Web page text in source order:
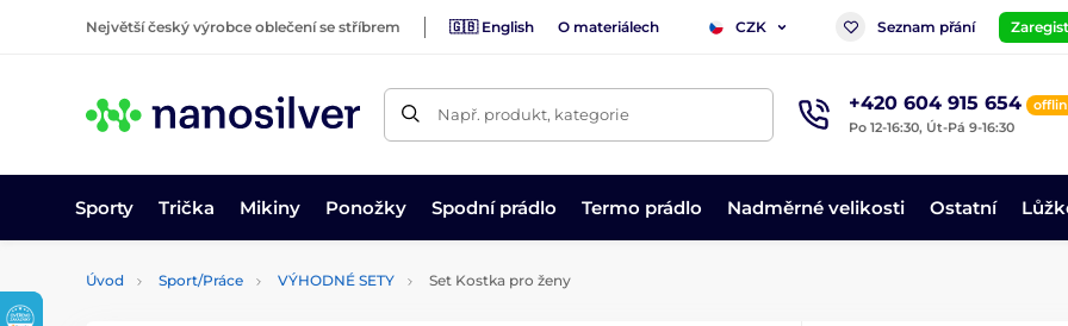
Největší český výrobce oblečení se stříbrem 🇬🇧 English O materiálech CZK Seznam přání
Např. produkt, kategorie +420 604 915 654
Po 12-16:30, Út-Pá 9-16:30
Sporty Trička Mikiny Ponožky Spodní prádlo Termo prádlo Nadměrné velikosti Ostatní
Úvod Sport/Práce VÝHODNÉ SETY Set Kostka pro ženy